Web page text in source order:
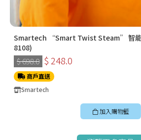
Smartech “Smart Twist Steam” 智能
8108)
$ 698.0 $ 248.0
商戶直送
Smartech
加入購物籃